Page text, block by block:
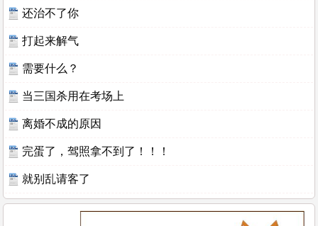
还治不了你
打起来解气
需要什么？
当三国杀用在考场上
离婚不成的原因
完蛋了，驾照拿不到了！！！
就别乱请客了